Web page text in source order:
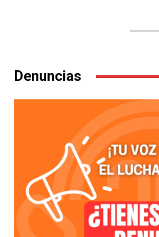
Denuncias